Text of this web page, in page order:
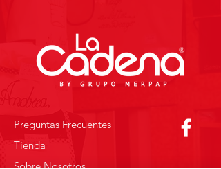
Preguntas Frecuentes
Tienda
Sobre Nosotros